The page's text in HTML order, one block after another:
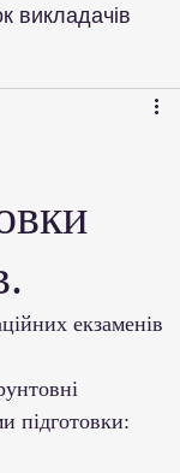
викладачів
життя
екзаменів
підготовки: